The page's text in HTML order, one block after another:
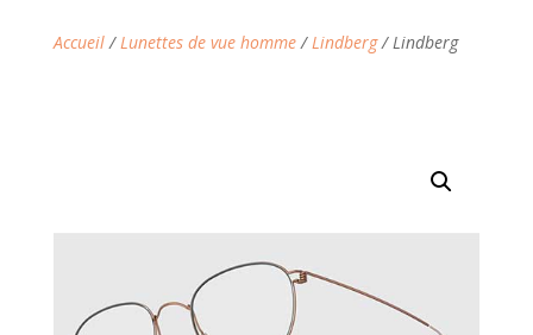
Accueil/Lunettes de vue homme/Lindberg/ Lindberg